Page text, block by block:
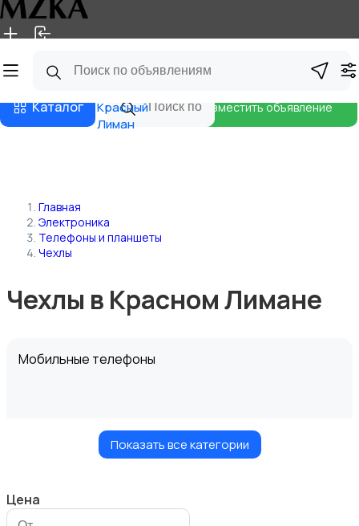
Главная Магазины
Каталог
Красный
Лиман
Разместить объявление
Главная
Электроника
Телефоны и планшеты
Чехлы
Чехлы в Красном Лимане
Мобильные телефоны
Показать все категории
Цена